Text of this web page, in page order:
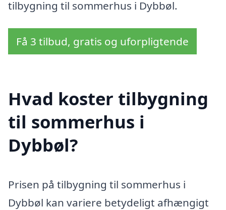
tilbygning til sommerhus i Dybbøl.
Få 3 tilbud, gratis og uforpligtende
Hvad koster tilbygning
til sommerhus i
Dybbøl?
Prisen på tilbygning til sommerhus i
Dybbøl kan variere betydeligt afhængigt